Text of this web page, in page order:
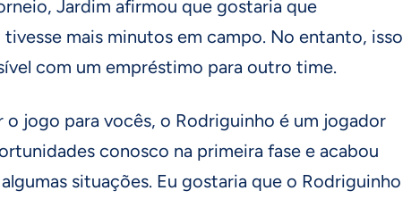
Jardim afirmou que gostaria que
mais minutos em campo. No entanto, isso
com um empréstimo para outro time.
o jogo para vocês, o Rodriguinho é um jogador
conosco na primeira fase e acabou
situações. Eu gostaria que o Rodriguinho